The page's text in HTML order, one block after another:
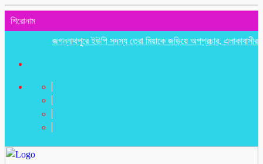
শিরোনাম
জগন্নাথপুরে ইউপি সদস্য তেরা মিয়াকে জড়িয়ে অপপ্রচার, এলাকাবাসীর